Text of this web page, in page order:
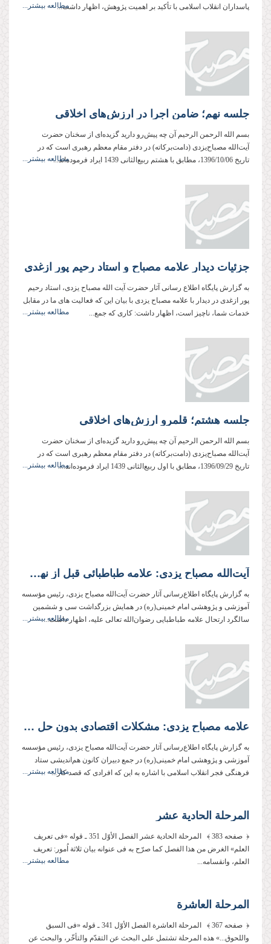
پاسداران انقلاب اسلامی با تأکید بر اهمیت پژوهش، اظهار داشت...مطالعه بیشتر...
جلسه نهم؛ ضامن اجرا در ارزش‌های اخلاقی
بسم الله الرحمن الرحیم آن چه پیش‌رو دارید گزیده‌ای از سخنان حضرت
آیت‌الله مصباح‌یزدی (دامت‌بركاته) در دفتر مقام معظم رهبری است كه در
تاریخ 1396/10/06، مطابق با هشتم ربیع‌الثانی 1439 ایراد فرموده‌اند...
مطالعه بیشتر...
جزئیات دیدار علامه مصباح و استاد رحیم پور ازغدی
به گزارش پایگاه اطلاع رسانی آثار حضرت آیت الله مصباح یزدی، استاد رحیم
پور ازغدی در دیدار با علامه مصباح یزدی با بیان این که فعالیت های ما در مقابل
خدمات شما، ناچیز است، اظهار داشت: کاری که جمع...
مطالعه بیشتر...
جلسه هشتم؛ قلمرو ارزش‌های اخلاقی
بسم الله الرحمن الرحیم آن چه پیش‌رو دارید گزیده‌ای از سخنان حضرت
آیت‌الله مصباح‌یزدی (دامت‌بركاته) در دفتر مقام معظم رهبری است كه در
تاریخ 1396/09/29، مطابق با اول ربیع‌الثانی 1439 ایراد فرموده‌اند....
مطالعه بیشتر...
آیت‌الله مصباح یزدی: علامه طباطبائی قبل از نهضت امام‌(ره) و مطرح شدن حکومت اسلامی، ولایت فقیه را اثبات کرده بود
به گزارش پایگاه اطلاع‌رسانی آثار حضرت آیت‌الله مصباح یزدی، رئیس مؤسسه
آموزشی و پژوهشی امام خمینی(ره) در همایش بزرگداشت سی و ششمین
سالگرد ارتحال علامه طباطبایی رضوان‌الله تعالی علیه، اظهار داشت:...
مطالعه بیشتر...
علامه مصباح یزدی: مشکلات اقتصادی بدون حل مشکلات فرهنگی، غیرقابل حل است
به گزارش پایگاه اطلاع‌رسانی آثار حضرت آیت‌الله مصباح یزدی، رئیس مؤسسه
آموزشی و پژوهشی امام خمینی(ره) در جمع دبیران کانون هم‌اندیشی ستاد
فرهنگی فجر انقلاب اسلامی با اشاره به این که افرادی كه قصد کار...مطالعه بیشتر...
المرحلة الحادیة عشر
﴿ صفحه 383 ﴾ المرحلة الحادیة عشر الفصل الأوّل 351 ـ قوله «فی تعریف
العلم» الغرض من هذا الفصل كما صرّح به فی عنوانه بیان ثلاثة اُمور: تعریف
العلم، وانقسامه...
مطالعه بیشتر...
المرحلة العاشرة
﴿ صفحه 367 ﴾ المرحلة العاشرة الفصل الأوّل 341 ـ قوله «فی السبق
واللحوق...» هذه المرحلة تشتمل على البحث عن التقدّم والتأخّر، والبحث عن